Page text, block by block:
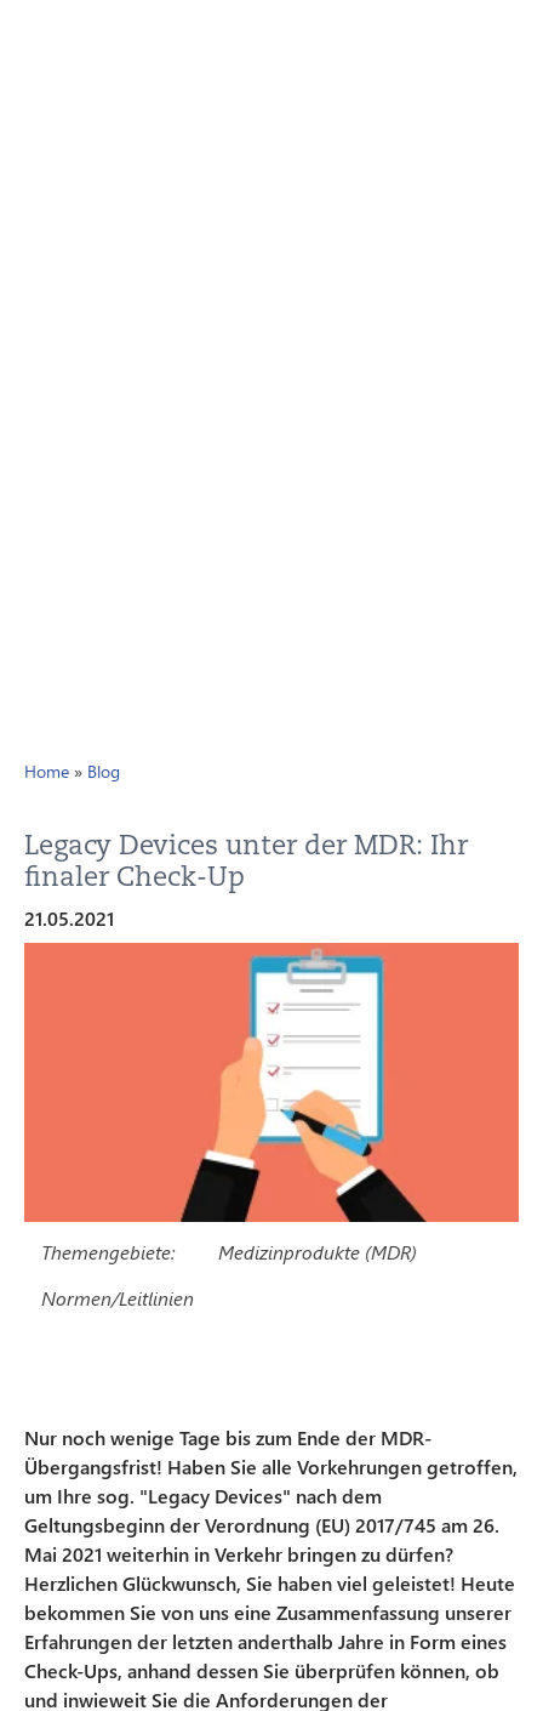
Home » Blog
Legacy Devices unter der MDR: Ihr
finaler Check-Up
21.05.2021
Themengebiete:
Medizinprodukte (MDR)
Normen/Leitlinien
Nur noch wenige Tage bis zum Ende der MDR-
Übergangsfrist! Haben Sie alle Vorkehrungen getroffen,
um Ihre sog. "Legacy Devices" nach dem
Geltungsbeginn der Verordnung (EU) 2017/745 am 26.
Mai 2021 weiterhin in Verkehr bringen zu dürfen?
Herzlichen Glückwunsch, Sie haben viel geleistet! Heute
bekommen Sie von uns eine Zusammenfassung unserer
Erfahrungen der letzten anderthalb Jahre in Form eines
Check-Ups, anhand dessen Sie überprüfen können, ob
und inwieweit Sie die Anforderungen der